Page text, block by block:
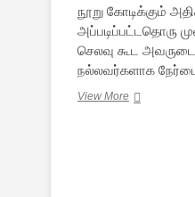
நூறு கோடிக்கும்
அப்படிப்பட்டதொரு
செலவு கூட
நல்லவர்களாக
View Moreமக்கள்